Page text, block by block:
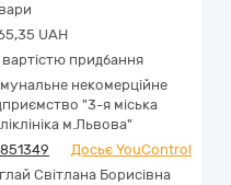
UAH
придбання
некомерційне
"3-я міська
м.Львова"
Досьє YouControl
Світлана Борисівна